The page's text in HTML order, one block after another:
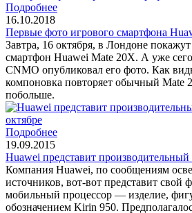
Подробнее
16.10.2018
Первые фото игрового смартфона
Завтра, 16 октября, в Лондоне
смартфон Huawei Mate 20X. А уже
CNMO опубликовал его фото. Как
компоновка повторяет обычный Mate
побольше.
Подробнее
19.09.2015
Huawei представит
Компания Huawei, по сообщениям
источников, вот-вот представит свой
мобильный процессор — изделие,
обозначением Kirin 950.